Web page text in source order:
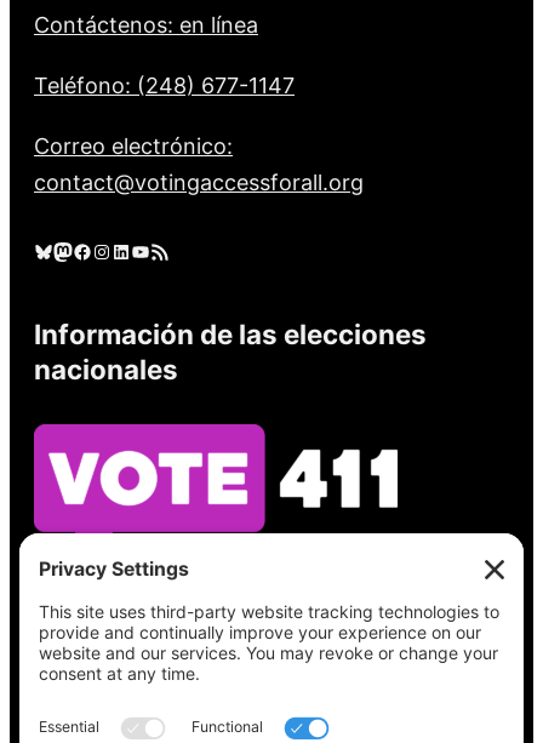
Contáctenos: en línea
Teléfono: (248) 677-1147
Correo electrónico:
contact@votingaccessforall.org
Cielo azul Mastodonte Facebook Instagram LinkedIn YouTube Feed RSS
Información de las elecciones
nacionales
Vea lo que hay en su boleta, encuentre su
lugar de votación, verifique el estado de su
registro y obtenga toda la información
electoral que necesita enVote411.org.